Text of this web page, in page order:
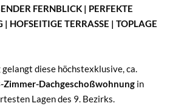
FERNBLICK | PERFEKTE
| HOFSEITIGE TERRASSE | TOPLAGE
diese höchstexklusive, ca.
Zimmer-Dachgeschoßwohnungin
Lagen des 9. Bezirks.